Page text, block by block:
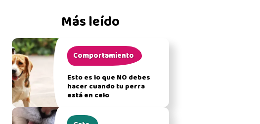
Más leído
Comportamiento
Esto es lo que NO debes
hacer cuando tu perra
está en celo